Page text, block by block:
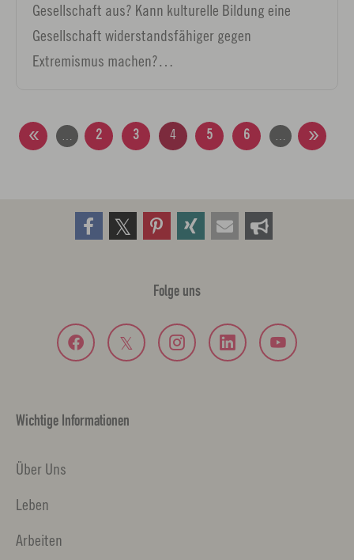
Gesellschaft aus? Kann kulturelle Bildung eine
Gesellschaft widerstandsfähiger gegen
Extremismus machen?…
… 2 3 4 5 6 …
Folge uns
Wichtige Informationen
Über Uns
Leben
Arbeiten